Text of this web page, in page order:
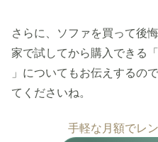
さらに、ソファを買って後
家で試してから購入できる「
」についてもお伝えするの
てくださいね。
手軽な月額でレ